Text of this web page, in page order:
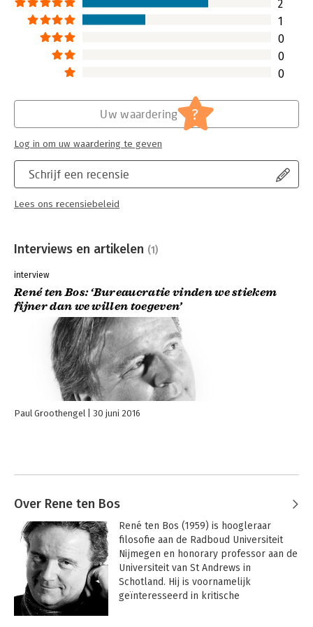
hebben de macht en die macht
neemt steeds meer toe.
Lees verder
2
1
0
0
0
Schrijf een recensie
Lees ons recensiebeleid
Uw waardering ?
Log in om uw waardering te geven
Interviews en artikelen (1)
interview
René ten Bos: ‘Bureaucratie vinden we stiekem
fijner dan we willen toegeven’
Paul Groothengel 30 juni 2016
Over Rene ten Bos
René ten Bos (1959) is hoogleraar
filosofie aan de Radboud Universiteit
Nijmegen en honorary professor aan de
Universiteit van St Andrews in
Schotland. Hij is voornamelijk
geïnteresseerd in kritische